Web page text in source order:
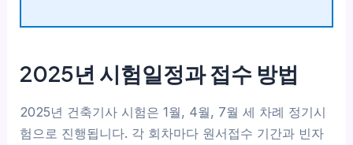
2025년 시험일정과 접수 방법
2025년 건축기사 시험은 1월, 4월, 7월 세 차례 정기시
험으로 진행됩니다. 각 회차마다 원서접수 기간과 빈자